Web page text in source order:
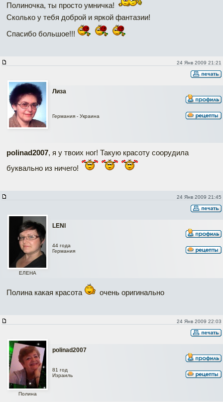
Полиночка, ты просто умничка!
Сколько у тебя доброй и яркой фантазии!
Спасибо большое!!!
24 Янв 2009 21:21
Лиза
Германия - Украина
polinad2007, я у твоих ног! Такую красоту соорудила
буквально из ничего!
24 Янв 2009 21:45
LENI
ЕЛЕНА
44 года
Германия
Полина какая красота очень оригинально
24 Янв 2009 22:03
polinad2007
Полина
81 год
Израиль